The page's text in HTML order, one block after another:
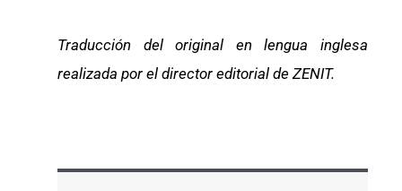
Traducción del original en lengua inglesa
realizada por el director editorial de ZENIT.